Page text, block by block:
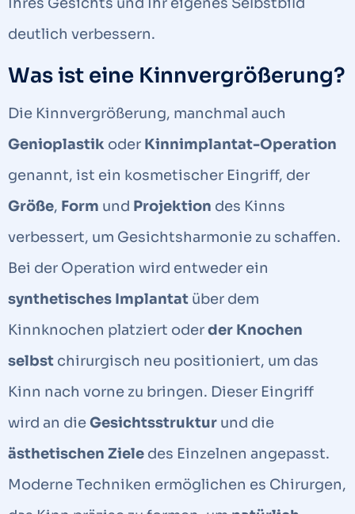
deutlich verbessern.
Was ist eine Kinnvergrößerung?
Die Kinnvergrößerung, manchmal auch
Genioplastik oder Kinnimplantat-Operation
genannt, ist ein kosmetischer Eingriff, der
Größe, Form und Projektion des Kinns
verbessert, um Gesichtsharmonie zu schaffen.
Bei der Operation wird entweder ein
synthetisches Implantat über dem
Kinnknochen platziert oderder Knochen
selbst chirurgisch neu positioniert, um das
Kinn nach vorne zu bringen. Dieser Eingriff
wird an dieGesichtsstruktur und die
ästhetischen Ziele des Einzelnen angepasst.
Moderne Techniken ermöglichen es Chirurgen,